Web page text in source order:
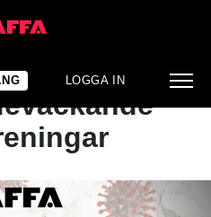
LOGGA IN
lista på